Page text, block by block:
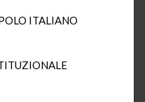
ITALIANO